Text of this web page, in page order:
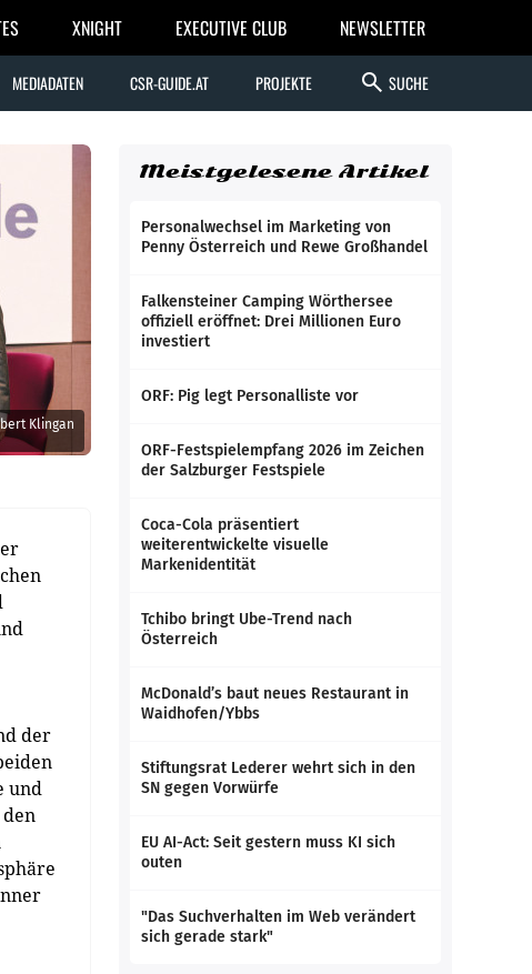
XNIGHT EXECUTIVE CLUB NEWSLETTER
MEDIADATEN CSR-GUIDE.AT PROJEKTE search SUCHE
Klingan
der
und
Meistgelesene Artikel
Personalwechsel im Marketing von
Penny Österreich und Rewe Großhandel
Falkensteiner Camping Wörthersee
offiziell eröffnet: Drei Millionen Euro
investiert
ORF: Pig legt Personalliste vor
ORF-Festspielempfang 2026 im Zeichen
der Salzburger Festspiele
Coca-Cola präsentiert
weiterentwickelte visuelle
Markenidentität
Tchibo bringt Ube-Trend nach
Österreich
McDonald’s baut neues Restaurant in
Waidhofen/Ybbs
Stiftungsrat Lederer wehrt sich in den
SN gegen Vorwürfe
EU AI-Act: Seit gestern muss KI sich
outen
"Das Suchverhalten im Web verändert
sich gerade stark"